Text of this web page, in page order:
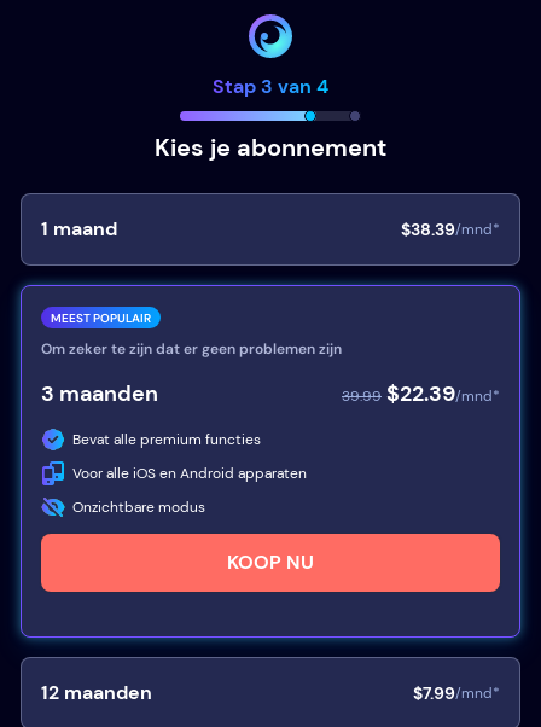
Stap 3 van 4
Kies je abonnement
1 maand $38.39/mnd*
MEEST POPULAIR
Om zeker te zijn dat er geen problemen zijn
3 maanden 39.99 $22.39/mnd*
Bevat alle premium functies
Voor alle iOS en Android apparaten
Onzichtbare modus
KOOP NU
12 maanden $7.99/mnd*